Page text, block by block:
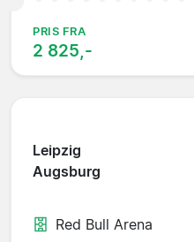
PRIS FRA
2 825,-
Leipzig
Augsburg
Red Bull Arena